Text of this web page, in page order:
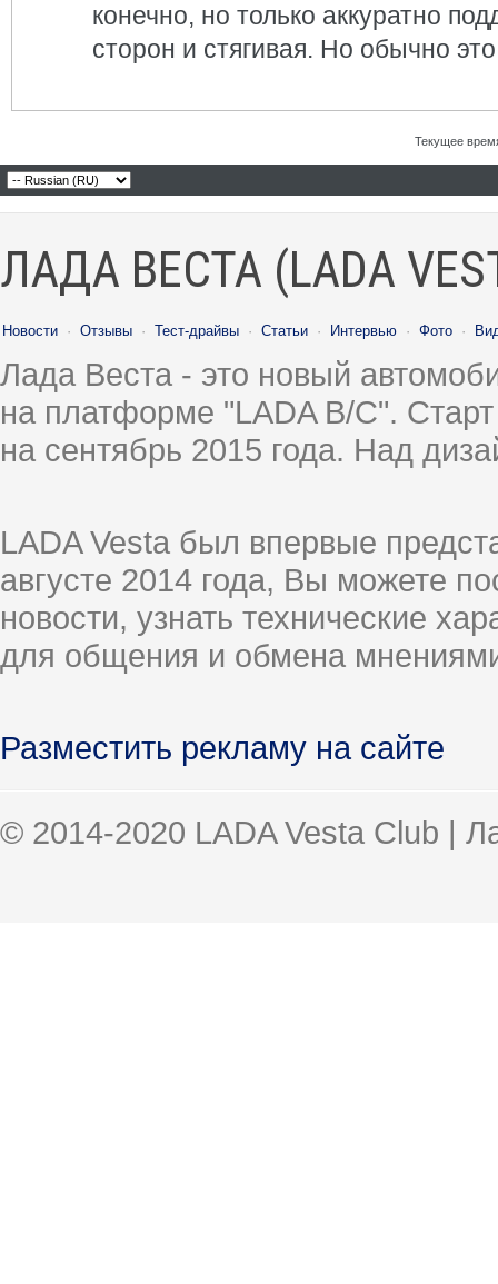
конечно, но только аккуратно
сторон и стягивая. Но обычно
Текущее
ЛАДА ВЕСТА (LADA
Новости · Отзывы · Тест-драйвы · Статьи · Интервью · Фото ·
Лада Веста - это новый
на платформе "LADA B/C".
на сентябрь 2015 года. Над
LADA Vesta был впервые
августе 2014 года, Вы можете
новости, узнать технические
для общения и обмена
Разместить рекламу на сайте
© 2014-2020 LADA Vesta Club |